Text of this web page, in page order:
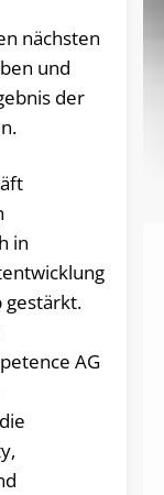
nächsten
und
der
in
gestärkt.
AG